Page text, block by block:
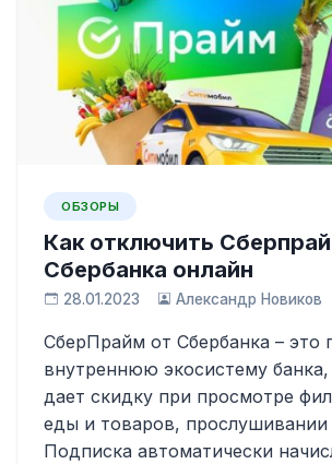
ОБЗОРЫ
Как отключить
Сбербанка онлайн
28.01.2023 Александр Новиков
СберПрайм от Сбербанка – это
внутреннюю экосистему банка,
дает скидку при просмотре
еды и товаров, прослушивании
Подписка автоматически